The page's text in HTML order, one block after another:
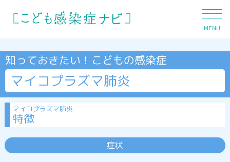
MENU
発熱
知っておきたい！こどもの感染症
マイコプラズマ肺炎
マイコプラズマ肺炎
特徴
症状